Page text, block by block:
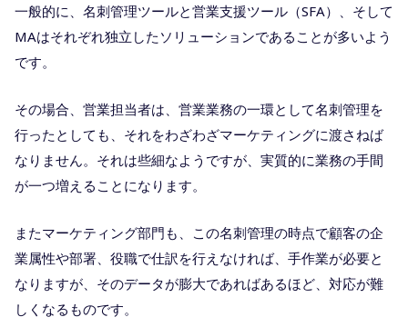
一般的に、名刺管理ツールと営業支援ツール（SFA）、そして
MAはそれぞれ独立したソリューションであることが多いよう
です。
その場合、営業担当者は、営業業務の一環として名刺管理を
行ったとしても、それをわざわざマーケティングに渡さねば
なりません。それは些細なようですが、実質的に業務の手間
が一つ増えることになります。
またマーケティング部門も、この名刺管理の時点で顧客の企
業属性や部署、役職で仕訳を行えなければ、手作業が必要と
なりますが、そのデータが膨大であればあるほど、対応が難
しくなるものです。